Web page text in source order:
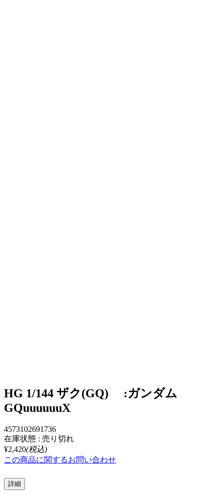
HG 1/144 ザク(GQ) :ガンダム
GQuuuuuuX
4573102691736
在庫状態 : 売り切れ
¥2,420(税込)
この商品に関するお問い合わせ
詳細